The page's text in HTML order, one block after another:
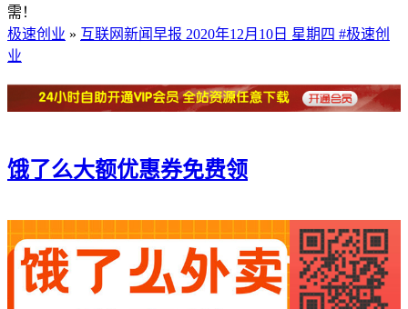
需！
极速创业 » 互联网新闻早报 2020年12月10日 星期四 #极速创
业
饿了么大额优惠券免费领